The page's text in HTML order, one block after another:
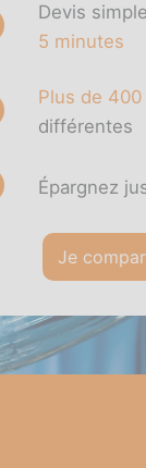
Devis
5 minutes
Plus de 400
différentes
Épargnez
Je